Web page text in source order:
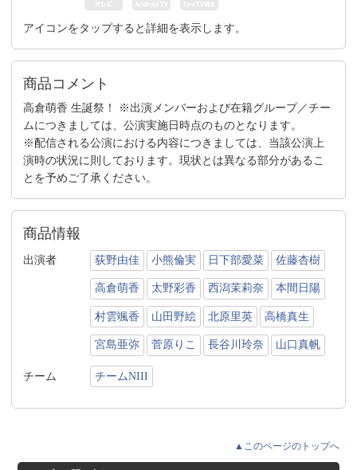
アイコンをタップすると詳細を表示します。
商品コメント
高倉萌香 生誕祭！ ※出演メンバーおよび在籍グループ／チー
ムにつきましては、公演実施日時点のものとなります。
※配信される公演における内容につきましては、当該公演上
演時の状況に則しております。現状とは異なる部分があるこ
とを予めご了承ください。
商品情報
出演者 荻野由佳 小熊倫実 日下部愛菜 佐藤杏樹
高倉萌香 太野彩香 西潟茉莉奈 本間日陽
村雲颯香 山田野絵 北原里英 高橋真生
宮島亜弥 菅原りこ 長谷川玲奈 山口真帆
チーム チームNIII
▲このページのトップへ